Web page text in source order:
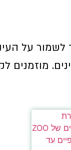
לשמור על
מוזמנים